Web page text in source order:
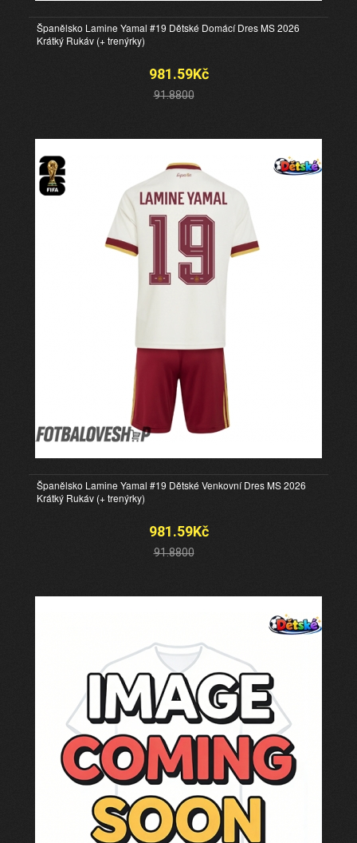
Španělsko Lamine Yamal #19 Dětské Domácí Dres MS 2026
Krátký Rukáv (+ trenýrky)
981.59Kč
91.8800
Španělsko Lamine Yamal #19 Dětské Venkovní Dres MS 2026
Krátký Rukáv (+ trenýrky)
981.59Kč
91.8800